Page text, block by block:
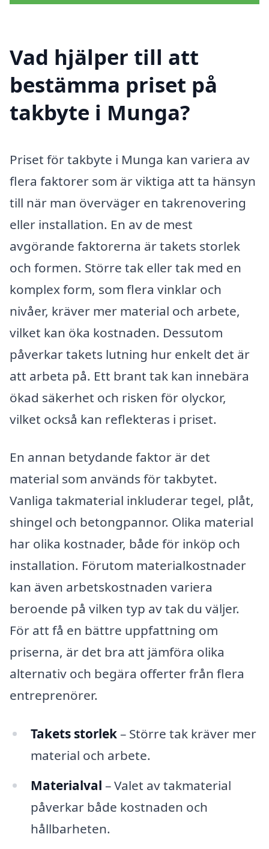
Vad hjälper till att
bestämma priset på
takbyte i Munga?
Priset för takbyte i Munga kan variera av
flera faktorer som är viktiga att ta hänsyn
till när man överväger en takrenovering
eller installation. En av de mest
avgörande faktorerna är takets storlek
och formen. Större tak eller tak med en
komplex form, som flera vinklar och
nivåer, kräver mer material och arbete,
vilket kan öka kostnaden. Dessutom
påverkar takets lutning hur enkelt det är
att arbeta på. Ett brant tak kan innebära
ökad säkerhet och risken för olyckor,
vilket också kan reflekteras i priset.
En annan betydande faktor är det
material som används för takbytet.
Vanliga takmaterial inkluderar tegel, plåt,
shingel och betongpannor. Olika material
har olika kostnader, både för inköp och
installation. Förutom materialkostnader
kan även arbetskostnaden variera
beroende på vilken typ av tak du väljer.
För att få en bättre uppfattning om
priserna, är det bra att jämföra olika
alternativ och begära offerter från flera
entreprenörer.
Takets storlek– Större tak kräver mer
material och arbete.
Materialval – Valet av takmaterial
påverkar både kostnaden och
hållbarheten.